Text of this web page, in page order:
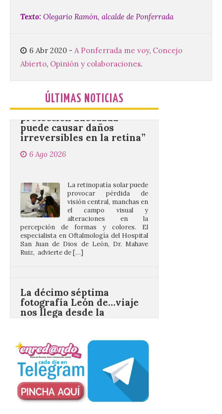
Texto: Olegario Ramón, alcalde de Ponferrada
6 Abr 2020 - A Ponferrada me voy, Concejo
Abierto, Opinión y colaboraciones.
ÚLTIMAS NOTICIAS
ciudad. El Salón de Plenos
“Mirar un eclipse sin
protección adecuada
puede causar daños
irreversibles en la retina”
6 Ago 2026
el campo visual y
alteraciones en la
percepción de formas y colores. El
especialista en Oftalmología del Hospital
San Juan de Dios de León, Dr. Mahave
Ruiz, advierte de […]
nos llega desde la
carretera CL 626 con
motivo de la marcha en
defensa de FEVE
Nueva edición de León
de…viaje. Una iniciativa
organizado por la sección
juvenil de la Asociación
Enróllate, la Asociación